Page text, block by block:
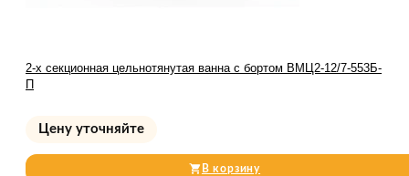
2-х секционная цельнотянутая ванна с бортом ВМЦ2-12/7-553Б-
П
Цену уточняйте
В корзину